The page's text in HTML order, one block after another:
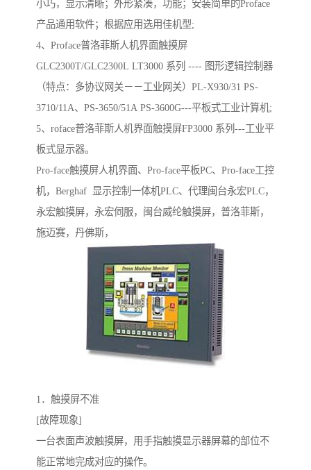
小巧，显示清晰；外形紧凑，功能；安装简单的Proface
产品通用软件；根据应用选用佳机型;
4、Proface普洛菲斯人机界面触摸屏
GLC2300T/GLC2300L LT3000 系列 ---- 图形逻辑控制器
（特点：多协议网关－－工业网关）PL-X930/31 PS-
3710/11A、PS-3650/51A PS-3600G---平板式工业计算机;
5、roface普洛菲斯人机界面触摸屏FP3000 系列---工业平
板式显示器。
Pro-face触摸屏人机界面、Pro-face平板PC、Pro-face工控
机，Berghaf 显示控制一体机PLC、代理闽台永宏PLC，
永宏触摸屏，永宏伺服，闽台威纶触摸屏，普洛菲斯，
施迈赛，丹佛斯，
1．触摸屏不准
[故障现象]
一台表面声波触摸屏，用手指触摸显示器屏幕的部位不
能正常地完成对应的操作。